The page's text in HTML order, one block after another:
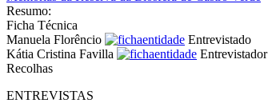
Resumo:
Ficha Técnica
Manuela Florêncio
Entrevistado
Kátia Cristina Favilla
Entrevistador
Recolhas
ENTREVISTAS